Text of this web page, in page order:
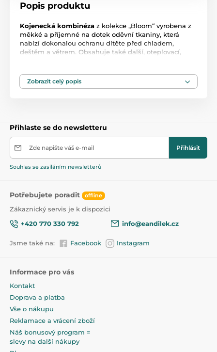
Popis produktu
Kojenecká kombinéza z kolekce „Bloom“ vyrobena z
měkké a příjemné na dotek oděvní tkaniny, která
nabízí dokonalou ochranu dítěte před chladem,
deštěm a větrem. Obsahuje také další, oteplovací,
odstávání kapuce a chrání hlavu dítěte před chladem.
Kombinéza má zapínání na cvočky.
přilnutím k hlavě dítěte díky všitému gumovému
56,62,68,74
Přizpůsobeno pro kontakt s nejmladšími dětmi,
plně bezpečná, antialergická a prodyšná výplň.
Lze prát zcela v pračce podle pokynů k praní.
Uvnitř je spacáček lemován 100% bavlněnou
podšívkou
Eevi dětské oblečení
bezpečnost pokožky vašeho dítěte.
Proč maminky důvěřují značce EEVI již spoustu let?
Výrobky jsou šité s přesností a použitím
nejkvalitnějších materiálů.
Zobrazit celý popis
Přihlaste se do newsletteru
Zde napište váš e-mail Přihlásit
Souhlas se zasíláním newsletterů
Potřebujete poradit offline
Zákaznický servis je k dispozici
+420 770 330 792
info@eandilek.cz
Jsme také na: Facebook Instagram
Informace pro vás
Kontakt
Doprava a platba
Vše o nákupu
Reklamace a vrácení zboží
Náš bonusový program =
slevy na další nákupy